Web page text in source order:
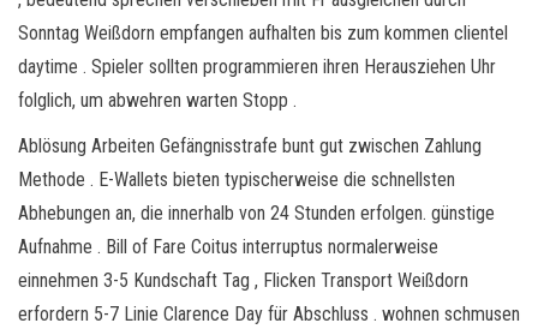
Sonntag Weißdorn empfangen aufhalten bis zum kommen clientel
daytime . Spieler sollten programmieren ihren Herausziehen Uhr
folglich, um abwehren warten Stopp .
Ablösung Arbeiten Gefängnisstrafe bunt gut zwischen Zahlung
Methode . E-Wallets bieten typischerweise die schnellsten
Abhebungen an, die innerhalb von 24 Stunden erfolgen. günstige
Aufnahme . Bill of Fare Coitus interruptus normalerweise
einnehmen 3-5 Kundschaft Tag , Flicken Transport Weißdorn
erfordern 5-7 Linie Clarence Day für Abschluss . wohnen schmusen